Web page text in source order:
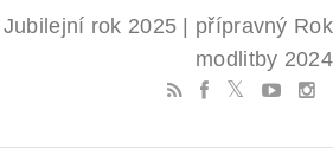
Jubilejní rok 2025 | přípravný Rok
modlitby 2024